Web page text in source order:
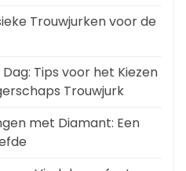
Trouwjurken voor de
Tips voor het Kiezen
Trouwjurk
met Diamant: Een